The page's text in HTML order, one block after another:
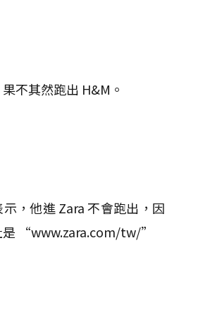
不其然跑出 H&M。
，他進 Zara 不會跑出，因
是 “www.zara.com/tw/”